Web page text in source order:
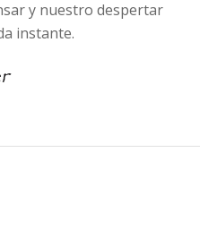
y nuestro despertar
instante.